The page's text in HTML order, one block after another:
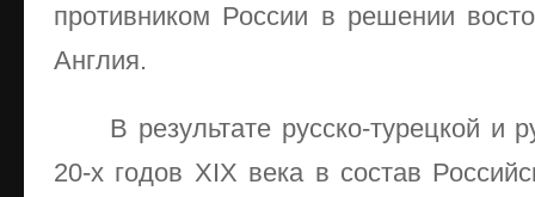
противником России в решении
Англия.
В результате русско-турецкой и
20-х годов XIX века в состав